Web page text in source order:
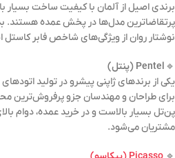
پرتقاضاترین مدل‌ها در پخش عمده هستند.
نوشتار روان از ویژگی‌های شاخص فابر
🔹 Pentel (پنتل)
برای طراحان و مهندسان جزو پرفروش‌ترین
پن‌تل بسیار بالاست و در خرید عمده، دوام
مشتریان می‌شود.